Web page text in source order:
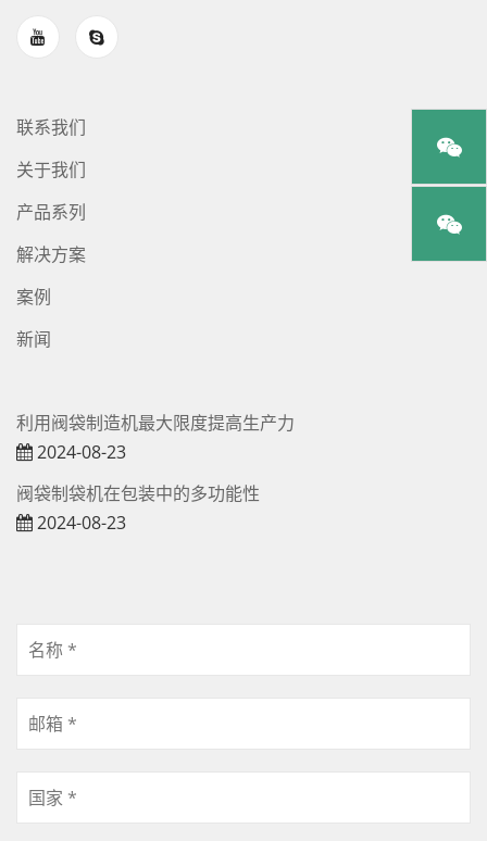
联系我们
关于我们
产品系列
解决方案
案例
新闻
利用阀袋制造机最大限度提高生产力
2024-08-23
阀袋制袋机在包装中的多功能性
2024-08-23